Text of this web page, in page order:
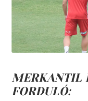
MERKANTIL
FORDULÓ: